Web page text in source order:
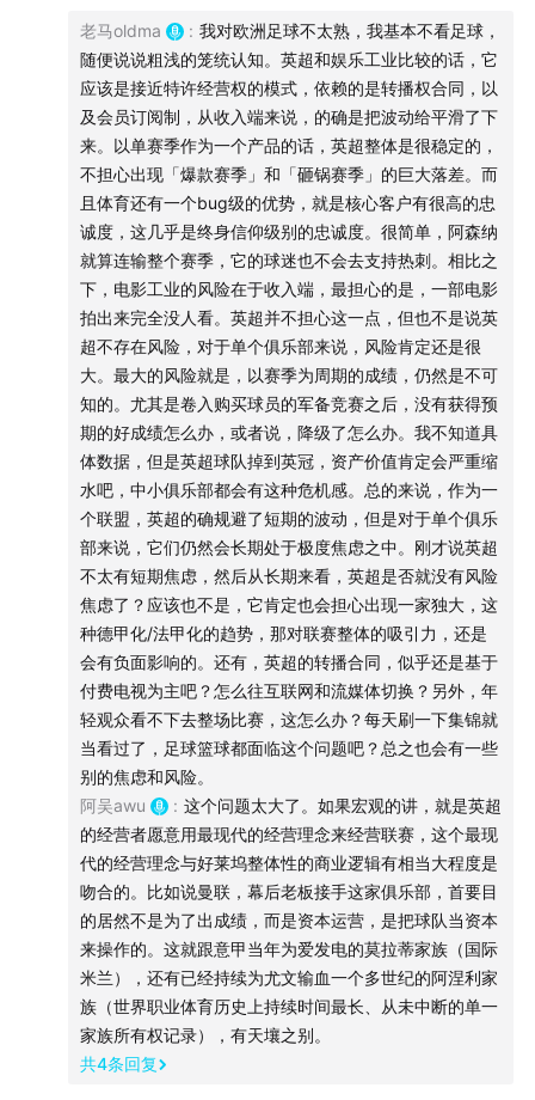
逃避爱迪生托拉斯的打压
阿道夫·朱克发明制片-发行-放映的一体结构
米高梅自下而上的收购
华纳兄弟借助金融资本的孤注一掷
垂直垄断的一些操作手段
跨界集团的「野蛮人入侵」
混合收购不存在监管障碍
MCA获得了环球
Gulf + Western收购派拉蒙的如意算盘
Transamerica和联艺格格不入
Kinney剥离华纳传播
柯克·科克里安羞辱了米高梅
靠牙医融资的傻钱时代
外行管内行，不长久
可口可乐想联动营销
六大传媒帝国的形成
索尼买哥伦比亚是想以软件补硬件
时代华纳的协同效应，以《蝙蝠侠》为例
雷石东是「内容为王」的发明人
迪士尼收购ABC电视网和ESPN
AOL和时代华纳的合并失败
迪士尼发动IP收购狂潮
鲍勃·艾格主导三大收购案
皮克斯、漫威和卢卡斯影业
迪士尼的飞轮效应太强大
迪士尼收购21世纪福斯的最大遗憾
AT&T收购时代华纳的文化冲突
老马oldma : 我对欧洲足球不太熟，我基本不看足球，
随便说说粗浅的笼统认知。英超和娱乐工业比较的话，它
应该是接近特许经营权的模式，依赖的是转播权合同，以
及会员订阅制，从收入端来说，的确是把波动给平滑了下
来。以单赛季作为一个产品的话，英超整体是很稳定的，
不担心出现「爆款赛季」和「砸锅赛季」的巨大落差。而
且体育还有一个bug级的优势，就是核心客户有很高的忠
诚度，这几乎是终身信仰级别的忠诚度。很简单，阿森纳
就算连输整个赛季，它的球迷也不会去支持热刺。相比之
下，电影工业的风险在于收入端，最担心的是，一部电影
拍出来完全没人看。英超并不担心这一点，但也不是说英
超不存在风险，对于单个俱乐部来说，风险肯定还是很
大。最大的风险就是，以赛季为周期的成绩，仍然是不可
知的。尤其是卷入购买球员的军备竞赛之后，没有获得预
期的好成绩怎么办，或者说，降级了怎么办。我不知道具
体数据，但是英超球队掉到英冠，资产价值肯定会严重缩
水吧，中小俱乐部都会有这种危机感。总的来说，作为一
个联盟，英超的确规避了短期的波动，但是对于单个俱乐
部来说，它们仍然会长期处于极度焦虑之中。刚才说英超
不太有短期焦虑，然后从长期来看，英超是否就没有风险
焦虑了？应该也不是，它肯定也会担心出现一家独大，这
种德甲化/法甲化的趋势，那对联赛整体的吸引力，还是
会有负面影响的。还有，英超的转播合同，似乎还是基于
付费电视为主吧？怎么往互联网和流媒体切换？另外，年
轻观众看不下去整场比赛，这怎么办？每天刷一下集锦就
当看过了，足球篮球都面临这个问题吧？总之也会有一些
别的焦虑和风险。
阿吴awu
: 这个问题太大了。如果宏观的讲，就是英超
的经营者愿意用最现代的经营理念来经营联赛，这个最现
代的经营理念与好莱坞整体性的商业逻辑有相当大程度是
吻合的。比如说曼联，幕后老板接手这家俱乐部，首要目
的居然不是为了出成绩，而是资本运营，是把球队当资本
来操作的。这就跟意甲当年为爱发电的莫拉蒂家族（国际
米兰），还有已经持续为尤文输血一个多世纪的阿涅利家
族（世界职业体育历史上持续时间最长、从未中断的单一
家族所有权记录），有天壤之别。
共4条回复